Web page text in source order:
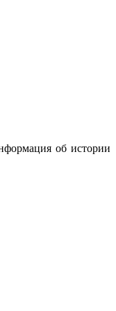
об истории